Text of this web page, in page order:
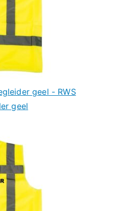
geel - RWS
geel